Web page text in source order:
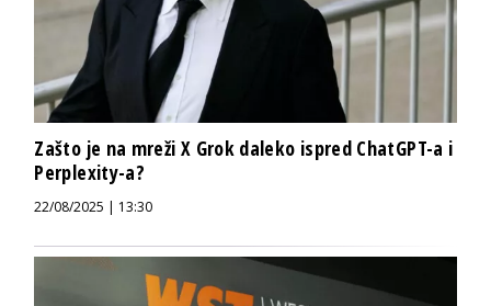
Zašto je na mreži X Grok daleko ispred ChatGPT-a i
Perplexity-a?
22/08/2025 | 13:30